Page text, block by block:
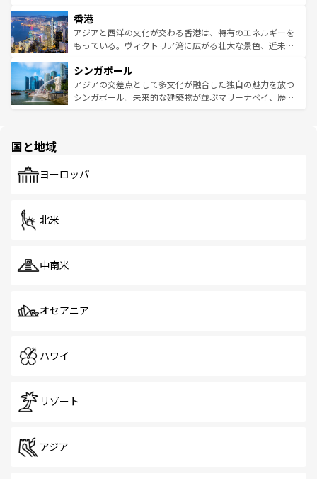
とつ。フォーやバインミー、ベトナムコーヒーなどは、ぜ
ひ現地で味わいたい。どの地域を訪れてもあたたかい人々
が旅行者を迎えてくれるので、きっと忘れられない旅にな
参照してほしい。
の活気が交差している。北部ではチェンマイなどの山岳地
帯で自然と触れ合い、南部ではプーケットやクラビの美し
いビーチでリゾート気分を楽しむことができる。タイ料理
激する。気候は一年中温暖で、どの季節にも異なる楽しみ
が待っている。親しみやすいタイの人々、仏教を中心とし
た文化、そして多様な観光資源が、訪れる旅人を魅了し続
香港
アジアと西洋の文化が交わる香港は、特有のエネルギーを
もっている。ヴィクトリア湾に広がる壮大な景色、近未来
み、どこを訪れても感動するはず。観光スポットが密集し
ており、効率よく見どころを回れるのも魅力。息をのむよ
うな絶景から文化的な体験まで、香港を存分に楽しみ尽く
シンガポール
アジアの交差点として多文化が融合した独自の魅力を放つ
シンガポール。未来的な建築物が並ぶマリーナベイ、歴史
で、ホーカーズは地元の風情を楽しめる外せないスポット
国と地域
ヨーロッパ
北米
中南米
オセアニア
ハワイ
リゾート
アジア